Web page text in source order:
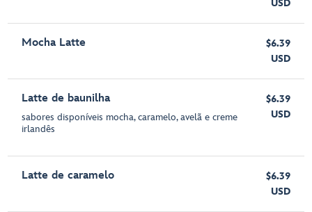
USD
Mocha Latte
$6.39
USD
Latte de baunilha
sabores disponíveis mocha, caramelo, avelã e creme
irlandês
$6.39
USD
Latte de caramelo
$6.39
USD